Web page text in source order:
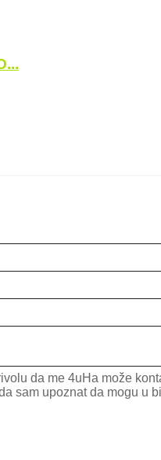
da me 4uHa može
sam upoznat da mogu